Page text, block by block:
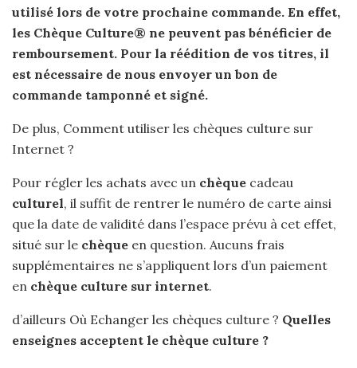
utilisé lors de votre prochaine commande. En effet,
les Chèque Culture® ne peuvent pas bénéficier de
remboursement. Pour la réédition de vos titres, il
est nécessaire de nous envoyer un bon de
commande tamponné et signé.
De plus, Comment utiliser les chèques culture sur
Internet ?
Pour régler les achats avec un chèque cadeau
culturel, il suffit de rentrer le numéro de carte ainsi
que la date de validité dans l’espace prévu à cet effet,
situé sur le chèque en question. Aucuns frais
supplémentaires ne s’appliquent lors d’un paiement
en chèque culture sur internet.
d’ailleurs Où Echanger les chèques culture ? Quelles
enseignes acceptent le chèque culture ?